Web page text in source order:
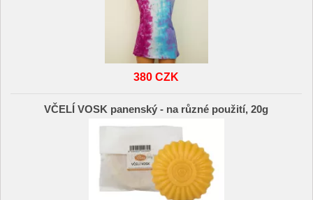
380 CZK
VČELÍ VOSK panenský - na různé použití, 20g